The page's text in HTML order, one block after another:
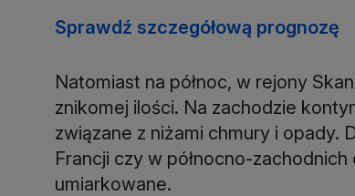
Sprawdź szczegółową prognozę
Natomiast na północ, w rejony
znikomej ilości. Na zachodzie
związane z niżami chmury i opady.
Francji czy w północno-
umiarkowane.